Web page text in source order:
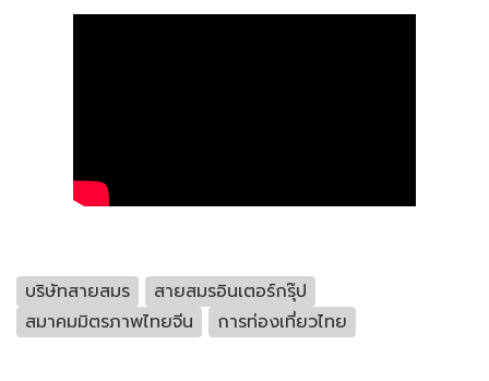
บริษัทสายสมร
สายสมรอินเตอร์กรุ๊ป
สมาคมมิตรภาพไทยจีน
การท่องเที่ยวไทย